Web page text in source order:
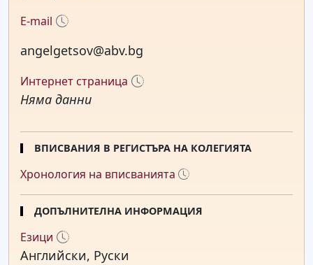
E-mail
angelgetsov@abv.bg
Интернет страница
Няма данни
ВПИСВАНИЯ В РЕГИСТЪРА НА КОЛЕГИЯТА
Хронология на вписванията
ДОПЪЛНИТЕЛНА ИНФОРМАЦИЯ
Езици
Английски, Руски